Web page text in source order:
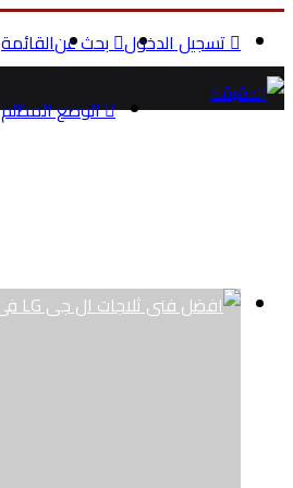
القائمةبحث عن تسجيل الدخول
الوضع المظلم